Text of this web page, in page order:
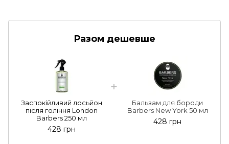
Разом дешевше
Заспокійливий лосьйон
після гоління London
Barbers 250 мл
428 грн
Бальзам для бороди
Barbers New York 50 мл
428 грн